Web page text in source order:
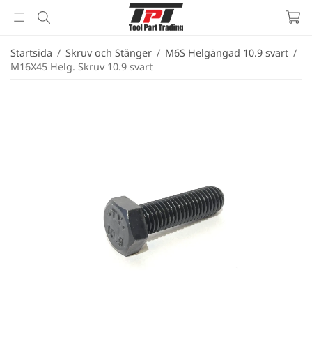
Startsida / Skruv och Stänger / M6S Helgängad 10.9 svart /
M16X45 Helg. Skruv 10.9 svart